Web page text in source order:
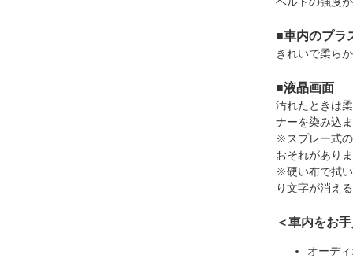
■車内のプラ
きれいで柔ら
■液晶画面
汚れたときは
ナーを染み込
※スプレー式
おそれがあり
※硬い布で拭
り文字が消え
＜車内をお
オーデ